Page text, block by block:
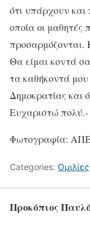
ότι υπάρχουν
οποία οι
προσαρμόζονται.
Θα είμαι κοντά
τα καθήκοντά μου
Δημοκρατίας και
Ευχαριστώ πολύ.-
Φωτογραφία:
Categories:
Προκόπιος